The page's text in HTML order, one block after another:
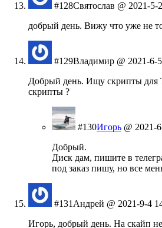
#128Святослав @ 2021-5-
добрый день. Вижу что уже не
#129Владимир @ 2021-6-
Добрый день. Ищу скрипты
скрипты ?
#130Игорь @ 2021-
Добрый.
Диск дам, пишите в
под заказ пишу, но все
#131 Андрей @ 2021-9-4
Игорь, добрый день. На скайп